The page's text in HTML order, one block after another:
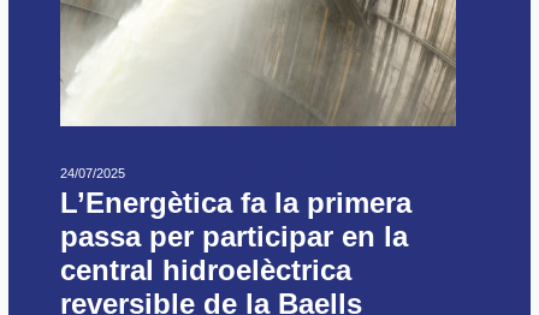
24/07/2025
L’Energètica fa la primera
passa per participar en la
central hidroelèctrica
reversible de la Baells